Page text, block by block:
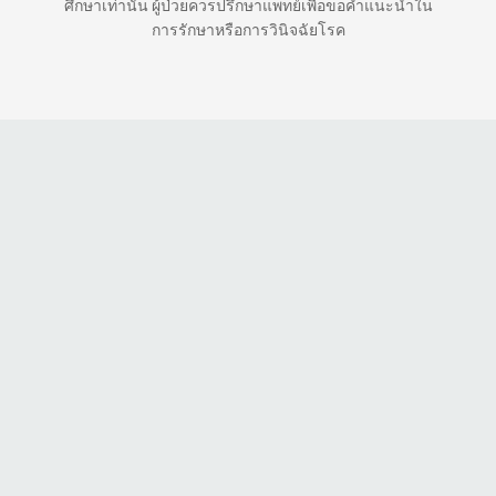
ศึกษาเท่านั้น ผู้ป่วยควรปรึกษาแพทย์เพื่อขอคำแนะนำใน
การรักษาหรือการวินิจฉัยโรค